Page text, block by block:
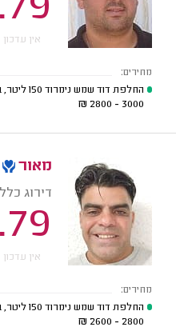
אין עדכון
מחירים:
החלפת דוד שמש נימרוד 150 ליטר, בגג שטוח, ללא קולטים
3000 - 2800
₪
מאור
דירוג
אין עדכון
מחירים:
החלפת דוד שמש נימרוד 150 ליטר, בגג שטוח, ללא קולטים
2800 - 2600
₪